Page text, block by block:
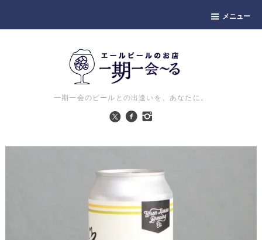
メニュー
一期一会のビールとの出逢いを、あなたに。